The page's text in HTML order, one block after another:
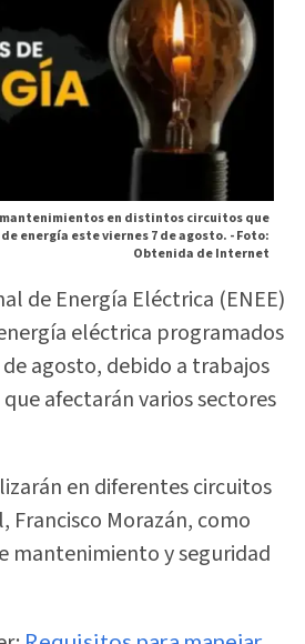
mantenimientos en distintos circuitos que
energía este viernes 7 de agosto. -Foto:
Obtenida de Internet
de Energía Eléctrica (ENEE)
eléctrica programados
agosto, debido a trabajos
afectarán varios sectores
en diferentes circuitos
Francisco Morazán, como
mantenimiento y seguridad